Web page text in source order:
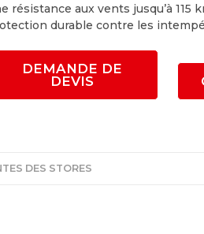
résistance aux vents jusqu’à 115
durable contre les
DEMANDE DE
DEVIS
DES STORES